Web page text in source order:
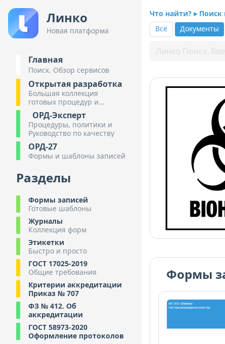
Линко
Новая платформа
Главная
Поиск. Обзор сервисов
Открытая разработка
Большая коллекция
готовых процедур и
инструкций
ОРД-Эксперт
Процедуры, политики и
Руководство по качеству
ОРД-27
Формы и шаблоны записей
Разделы
Формы записей
Готовые шаблоны
Журналы
Коллекция форм
Этикетки
Быстро и просто
ГОСТ 17025-2019
Общие требования
Критерии аккредитации
Приказ № 707
ФЗ № 412. Об
аккредитации
ГОСТ 58973-2020
Оформление протоколов
Что найти? ▸
Всё
Документы
Формы